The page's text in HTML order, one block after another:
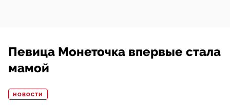
Певица Монеточка впервые стала
мамой
НОВОСТИ